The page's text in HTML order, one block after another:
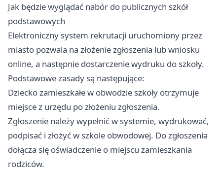
Jak będzie wyglądać nabór do publicznych szkół
podstawowych
Elektroniczny system rekrutacji uruchomiony przez
miasto pozwala na złożenie zgłoszenia lub wniosku
online, a następnie dostarczenie wydruku do szkoły.
Podstawowe zasady są następujące:
Dziecko zamieszkałe w obwodzie szkoły otrzymuje
miejsce z urzędu po złożeniu zgłoszenia.
Zgłoszenie należy wypełnić w systemie, wydrukować,
podpisać i złożyć w szkole obwodowej. Do zgłoszenia
dołącza się oświadczenie o miejscu zamieszkania
rodziców.